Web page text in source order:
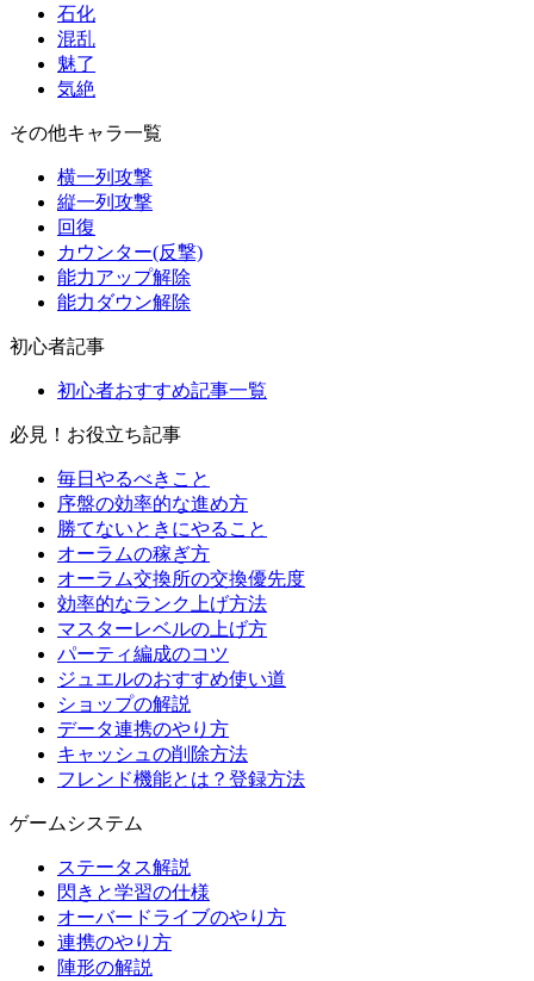
石化
混乱
魅了
気絶
その他キャラ一覧
横一列攻撃
縦一列攻撃
回復
カウンター(反撃)
能力アップ解除
能力ダウン解除
初心者記事
初心者おすすめ記事一覧
必見！お役立ち記事
毎日やるべきこと
序盤の効率的な進め方
勝てないときにやること
オーラムの稼ぎ方
オーラム交換所の交換優先度
効率的なランク上げ方法
マスターレベルの上げ方
パーティ編成のコツ
ジュエルのおすすめ使い道
ショップの解説
データ連携のやり方
キャッシュの削除方法
フレンド機能とは？登録方法
ゲームシステム
ステータス解説
閃きと学習の仕様
オーバードライブのやり方
連携のやり方
陣形の解説